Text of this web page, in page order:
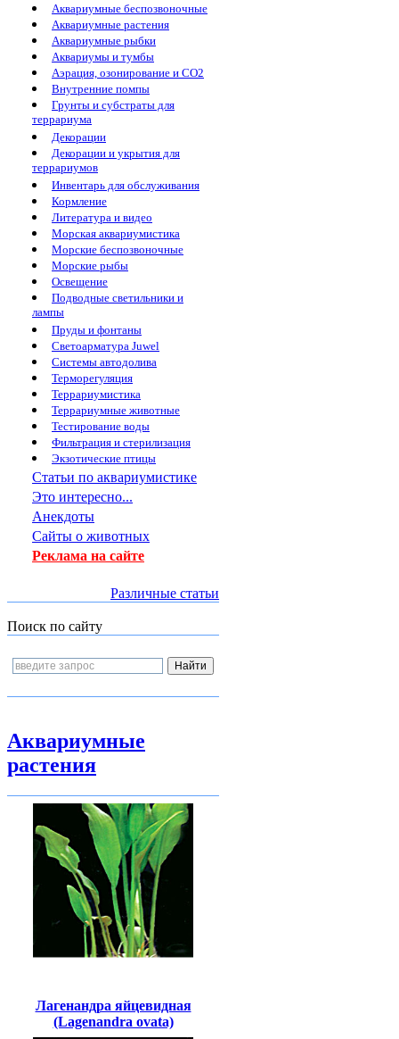
Аквариумные беспозвоночные
Аквариумные растения
Аквариумные рыбки
Аквариумы и тумбы
Аэрация, озонирование и CO2
Внутренние помпы
Грунты и субстраты для
террариума
Декорации
Декорации и укрытия для
террариумов
Инвентарь для обслуживания
Кормление
Литература и видео
Морская аквариумистика
Морские беспозвоночные
Морские рыбы
Освещение
Подводные светильники и
лампы
Пруды и фонтаны
Светоарматура Juwel
Системы автодолива
Терморегуляция
Террариумистика
Террариумные животные
Тестирование воды
Фильтрация и стерилизация
Экзотические птицы
Статьи по аквариумистике
Это интересно...
Анекдоты
Сайты о животных
Реклама на сайте
Различные статьи
Поиск по сайту
Аквариумные
растения
Лагенандра яйцевидная
(Lagenandra ovata)